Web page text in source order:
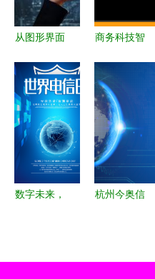
从图形界面
信息科技如
何重塑现代
家庭与商业
商务科技智
产品画册封
面海报-版
权可商用
数字未来，
杭州今奥信